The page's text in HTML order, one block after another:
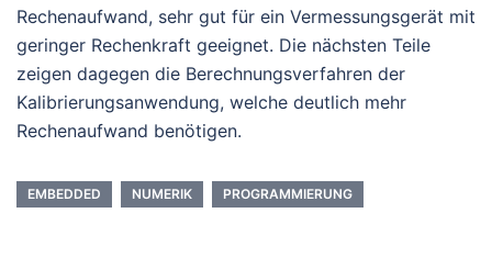
Rechenaufwand, sehr gut für ein Vermessungsgerät mit
geringer Rechenkraft geeignet. Die nächsten Teile
zeigen dagegen die Berechnungsverfahren der
Kalibrierungsanwendung, welche deutlich mehr
Rechenaufwand benötigen.
EMBEDDED NUMERIK PROGRAMMIERUNG